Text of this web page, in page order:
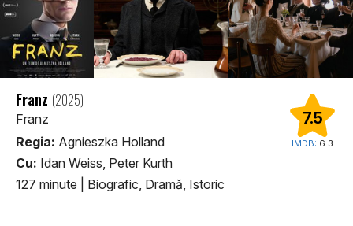
7.5
IMDB: 6.3
Franz (2025)
Franz
Regia: Agnieszka Holland
Cu: Idan Weiss, Peter Kurth
127 minute
Biografic, Dramă, Istoric